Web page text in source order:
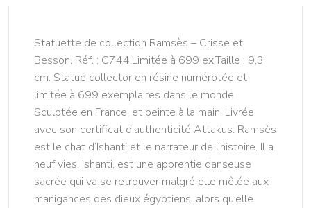
Statuette de collection Ramsès – Crisse et
Besson. Réf. : C744.Limitée à 699 ex.Taille : 9,3
cm. Statue collector en résine numérotée et
limitée à 699 exemplaires dans le monde.
Sculptée en France, et peinte à la main. Livrée
avec son certificat d’authenticité Attakus. Ramsès
est le chat d’Ishanti et le narrateur de l’histoire. Il a
neuf vies. Ishanti, est une apprentie danseuse
sacrée qui va se retrouver malgré elle mêlée aux
manigances des dieux égyptiens, alors qu’elle